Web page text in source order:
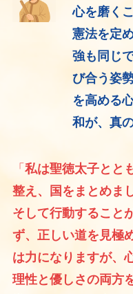
心を磨く
憲法を定
強も同じ
び合う姿
を高める
和が、真
「 私は聖徳太子とと
整え、国をまとめま
そして行動すること
ず、正しい道を見極
は力になりますが、
理性と優しさの両方